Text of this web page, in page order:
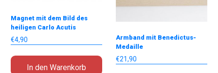
Magnet mit dem Bild des
heiligen Carlo Acutis
€4,90
In den Warenkorb
Armband mit Benedictus-
Medaille
€21,90